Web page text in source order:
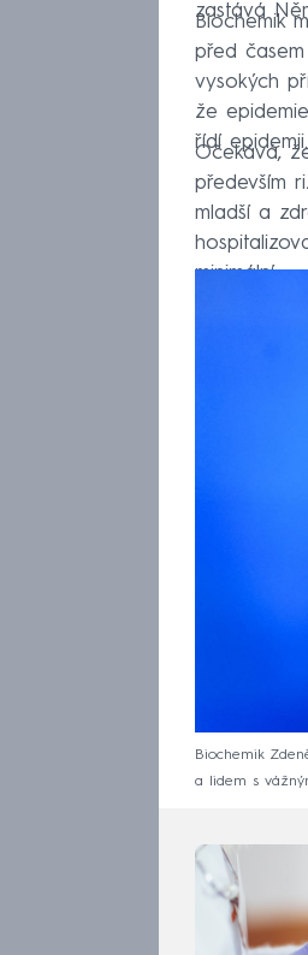
zastává
Biochemik
před
vysokých
že
řídí
Očekává,
především
mladší a
minimální.
Biochemik
a lidem s